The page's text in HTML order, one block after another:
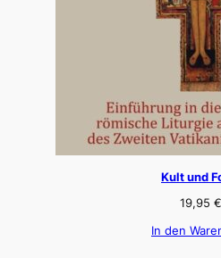
Kult und
19,95 €
In den